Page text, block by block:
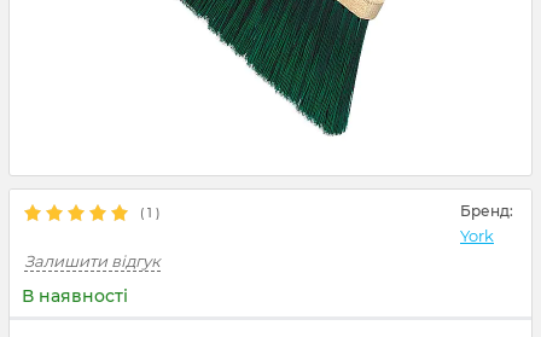
( 1 ) Бренд:
York
Залишити відгук
В наявності